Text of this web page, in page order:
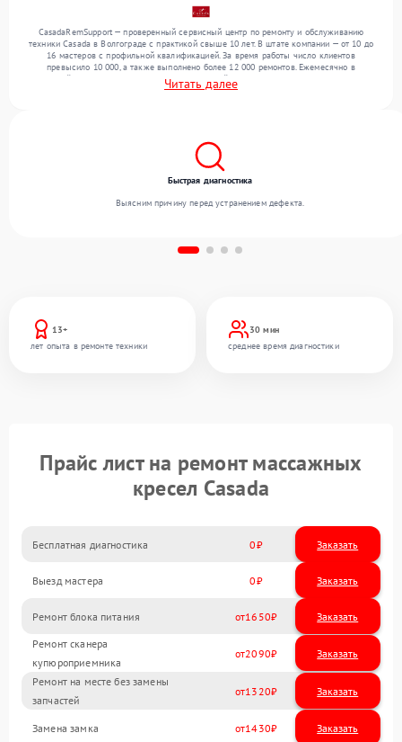
CasadaRemSupport — проверенный сервисный центр по ремонту и обслуживанию
техники Casada в Волгограде с практикой свыше 10 лет. В штате компании — от 10 до
16 мастеров с профильной квалификацией. За время работы число клиентов
превысило 10 000, а также выполнено более 12 000 ремонтов. Ежемесячно в
сервисный центр поступает более 300 обращений, включая , , . Мы устраняем поломки
любой сложности и обеспечиваем надежный результат благодаря отлаженным
Читать далее
13+
лет опыта в ремонте техники
30 мин
среднее время диагностики
Быстрая диагностика
Выясним причину перед устранением дефекта.
Прайс лист на ремонт массажных
кресел Casada
Бесплатная диагностика 0 Заказать
Выезд мастера 0 Заказать
Ремонт блока питания 1650
Ремонт сканера
купюроприемника
2090
Ремонт на месте без замены
запчастей
1320
Замена замка 1430